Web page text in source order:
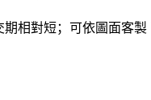
相對短；可依圖面客製